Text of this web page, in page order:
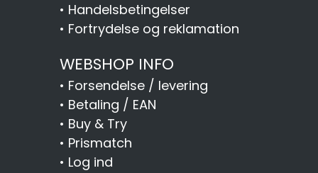
• Handelsbetingelser
• Fortrydelse og reklamation
WEBSHOP INFO
• Forsendelse / levering
• Betaling / EAN
• Buy & Try
• Prismatch
• Log ind